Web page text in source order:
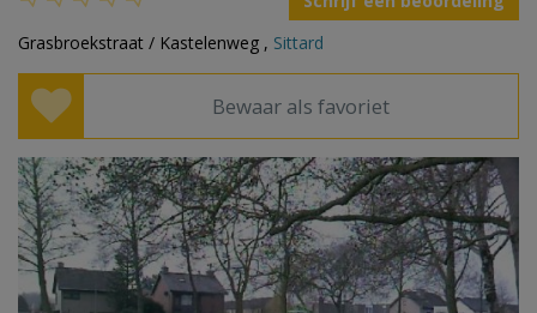
Grasbroekstraat / Kastelenweg , Sittard
Bewaar als favoriet